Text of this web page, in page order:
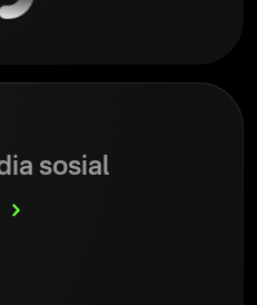
sosial